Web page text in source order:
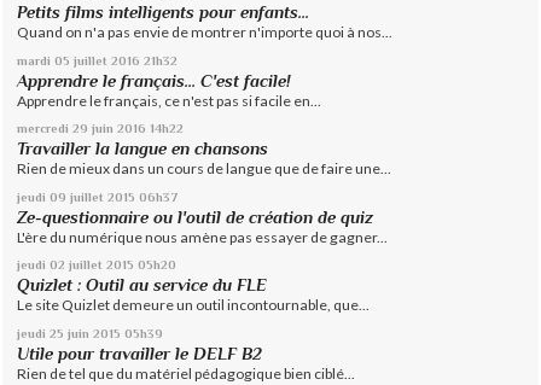
Petits films intelligents pour enfants...
Quand on n'a pas envie de montrer n'importe quoi à nos...
mardi 05 juillet 2016 21h32
Apprendre le français... C'est facile!
Apprendre le français, ce n'est pas si facile en...
mercredi 29 juin 2016 14h22
Travailler la langue en chansons
Rien de mieux dans un cours de langue que de faire une...
jeudi 09 juillet 2015 06h37
Ze-questionnaire ou l'outil de création de quiz
L'ère du numérique nous amène pas essayer de gagner...
jeudi 02 juillet 2015 05h20
Quizlet : Outil au service du FLE
Le site Quizlet demeure un outil incontournable, que...
jeudi 25 juin 2015 05h39
Utile pour travailler le DELF B2
Rien de tel que du matériel pédagogique bien ciblé...